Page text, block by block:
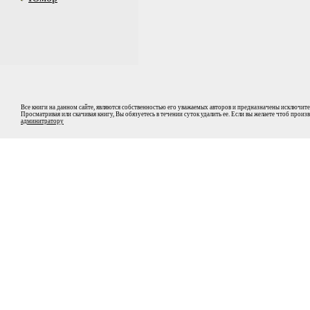
Все книги на данном сайте, являются собственностью его уважаемых авторов и предназначены
Просматривая или скачивая книгу, Вы обязуетесь в течении суток удалить ее. Если вы желаете чтоб
админитратору